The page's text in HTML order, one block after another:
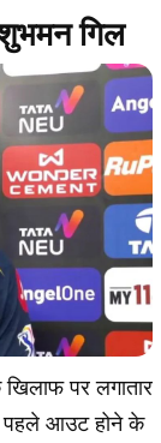
गिल
पर लगातार
पहले आउट होने के